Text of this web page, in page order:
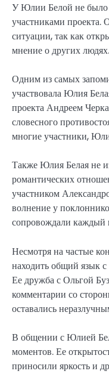
У Юлии Белой не было
участниками проекта.
ситуации, так как
мнение о других людях.
Одним из самых
участвовала Юлия
проекта Андреем
словесного
многие участники,
Также Юлия Белая не
романтических
участником
волнение у
сопровождали каждый
Несмотря на частые
находить общий язык
Ее дружба с Ольгой
комментарии со
оставались
В общении с Юлией
моментов. Ее
приносили яркость и